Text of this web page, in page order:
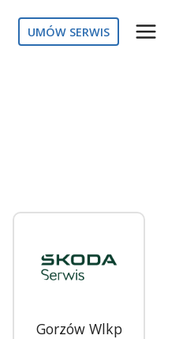
UMÓW SERWIS
Gorzów Wlkp